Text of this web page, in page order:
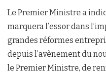
Le Premier Ministre a
marquera l’essor dans
grandes réformes
depuis l’avènement du
le Premier Ministre, de